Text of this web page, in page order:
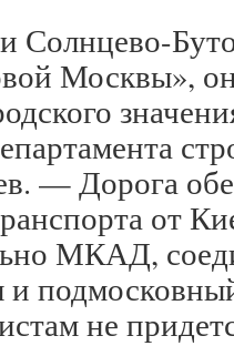
Солнцево-
Москвы»,
— Дорога
от
МКАД,
и
не